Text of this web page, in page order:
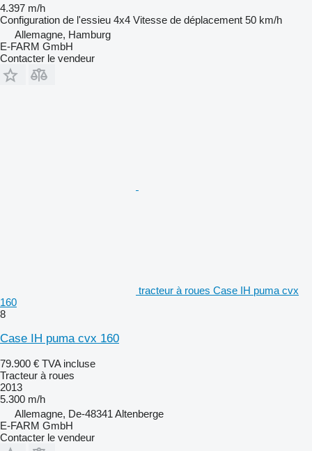
4.397 m/h
Configuration de l'essieu 4x4 Vitesse de déplacement 50 km/h
Allemagne, Hamburg
E-FARM GmbH
Contacter le vendeur
tracteur à roues Case IH puma cvx
160
8
Case IH puma cvx 160
79.900 € TVA incluse
Tracteur à roues
2013
5.300 m/h
Allemagne, De-48341 Altenberge
E-FARM GmbH
Contacter le vendeur